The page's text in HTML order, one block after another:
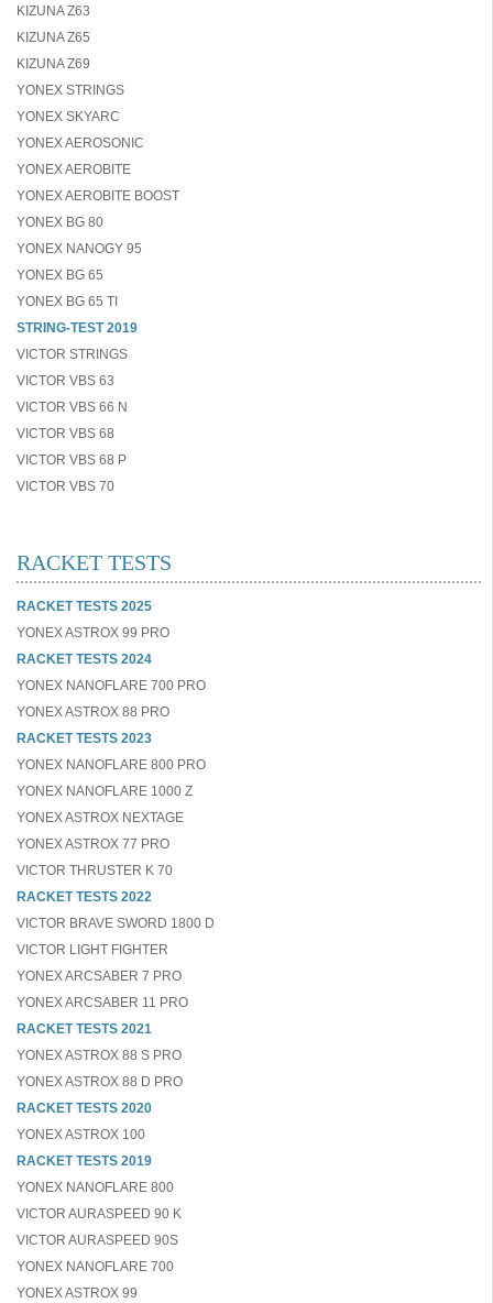
KIZUNA Z63
KIZUNA Z65
KIZUNA Z69
YONEX STRINGS
YONEX SKYARC
YONEX AEROSONIC
YONEX AEROBITE
YONEX AEROBITE BOOST
YONEX BG 80
YONEX NANOGY 95
YONEX BG 65
YONEX BG 65 TI
STRING-TEST 2019
VICTOR STRINGS
VICTOR VBS 63
VICTOR VBS 66 N
VICTOR VBS 68
VICTOR VBS 68 P
VICTOR VBS 70
RACKET TESTS
RACKET TESTS 2025
YONEX ASTROX 99 PRO
RACKET TESTS 2024
YONEX NANOFLARE 700 PRO
YONEX ASTROX 88 PRO
RACKET TESTS 2023
YONEX NANOFLARE 800 PRO
YONEX NANOFLARE 1000 Z
YONEX ASTROX NEXTAGE
YONEX ASTROX 77 PRO
VICTOR THRUSTER K 70
RACKET TESTS 2022
VICTOR BRAVE SWORD 1800 D
VICTOR LIGHT FIGHTER
YONEX ARCSABER 7 PRO
YONEX ARCSABER 11 PRO
RACKET TESTS 2021
YONEX ASTROX 88 S PRO
YONEX ASTROX 88 D PRO
RACKET TESTS 2020
YONEX ASTROX 100
RACKET TESTS 2019
YONEX NANOFLARE 800
VICTOR AURASPEED 90 K
VICTOR AURASPEED 90S
YONEX NANOFLARE 700
YONEX ASTROX 99